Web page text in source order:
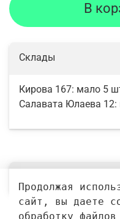
В
Склады
Кирова 167: мало 5
Салавата Юлаева 12:
Продолжая
сайт, вы даете
обработку